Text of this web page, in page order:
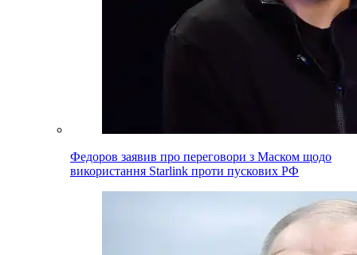
Федоров заявив про переговори з Маском щодо
використання Starlink проти пускових РФ